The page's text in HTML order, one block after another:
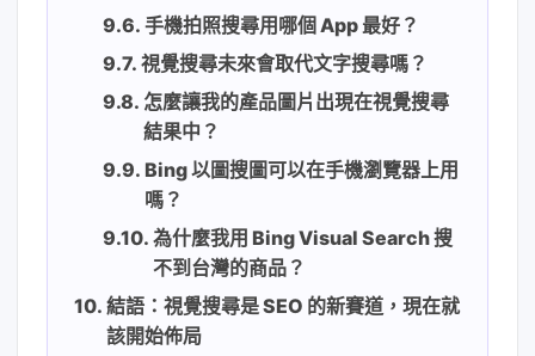
手機拍照搜尋用哪個 App 最好？
視覺搜尋未來會取代文字搜尋嗎？
怎麼讓我的產品圖片出現在視覺搜尋
結果中？
Bing 以圖搜圖可以在手機瀏覽器上用
嗎？
為什麼我用 Bing Visual Search 搜
不到台灣的商品？
結語：視覺搜尋是 SEO 的新賽道，現在就
該開始佈局